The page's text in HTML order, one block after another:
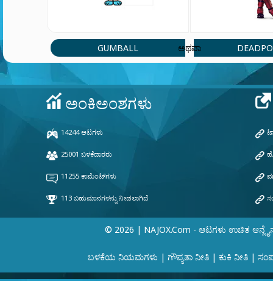
GUMBALL ಅಥವಾ
© 2026 | NAJOX.com - ಆಟಗಳು ಉಚಿತ
ಬಳಕೆಯ ನಿಯಮಗಳು | ಗೌಪ್ಯತಾ ನೀತಿ| ಕುಕಿ ನೀತಿ|